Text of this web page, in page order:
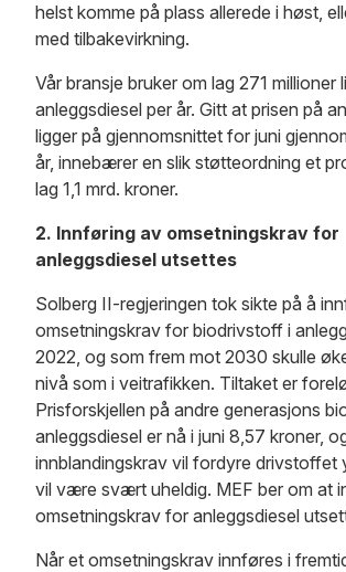
helst komme på plass allerede i høst,
med tilbakevirkning.
Vår bransje bruker om lag 271 millioner
anleggsdiesel per år. Gitt at prisen på
ligger på gjennomsnittet for juni
år, innebærer en slik støtteordning et
lag 1,1 mrd. kroner.
2. Innføring av omsetningskrav for
anleggsdiesel utsettes
Solberg II-regjeringen tok sikte på å
omsetningskrav for biodrivstoff i
2022, og som frem mot 2030 skulle
nivå som i veitrafikken. Tiltaket er
Prisforskjellen på andre generasjons
anleggsdiesel er nå i juni 8,57 kroner,
innblandingskrav vil fordyre drivstoffet
vil være svært uheldig. MEF ber om at
omsetningskrav for anleggsdiesel
Når et omsetningskrav innføres i